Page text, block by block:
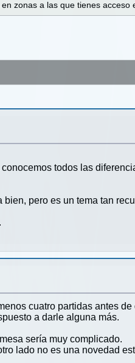
zonas a las que tienes acceso
todos las
pero es un tema tan
cuatro partidas antes de
a darle alguna más.
sería muy complicado.
lado no es una novedad